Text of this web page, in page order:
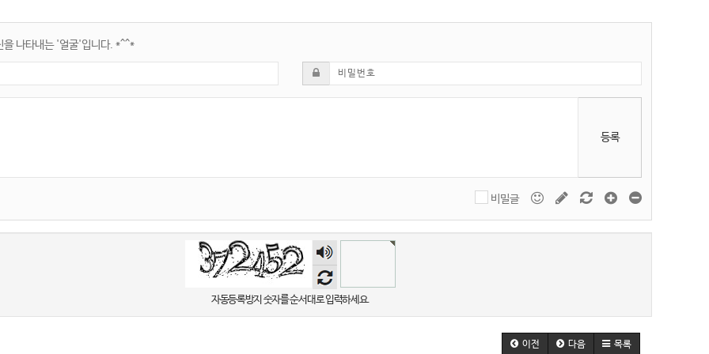
을 나타내는 '얼굴'입니다. *^^*
등록
비밀글
숫자
음성
듣기
자동등록방지 숫자를 순서대로 입력하세요.
이전 다음 목록